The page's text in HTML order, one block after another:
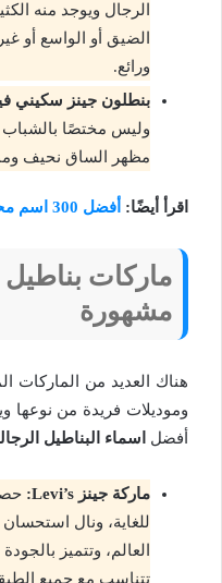
الرجال ويوجد منه
الضيق أو الواسع أو
ورائع.
بنطلون جينز سكيني
وليس مختصًا بالشباب
مظهر الساق نحيف
اقرأ أيضًا: أفضل 300 اسم محل ملابس رجالي جديد 2026
ماركات
مشهورة
هناك العديد من الماركات
وموديلات فريدة من نوعها
أفضل
اسماء البناطيل
ماركة جينز Levi’s:
للغاية، ونال
العالم، وتتميز
تتناسب مع جميع